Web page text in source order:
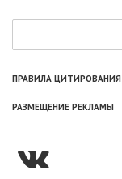
ПРАВИЛА ЦИТИРОВАНИЯ
РАЗМЕЩЕНИЕ РЕКЛАМЫ